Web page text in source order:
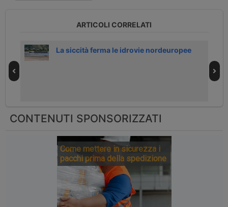
ARTICOLI CORRELATI
La siccità ferma le idrovie nordeuropee
CONTENUTI SPONSORIZZATI
Come mettere in sicurezza i
pacchi prima della spedizione